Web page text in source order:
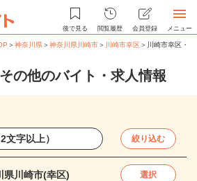
後で見る 閲覧履歴 会員登録 メニュー
＞神奈川県＞神奈川県川崎市＞ 川崎市幸区＞ 川崎市幸区・
の他のバイト・求人情報
絞り込む
県川崎市(幸区) 選択